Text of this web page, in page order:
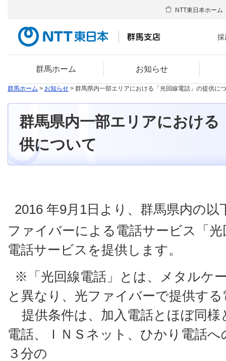
群馬ホーム お知らせ
NTT東日本ホーム
採
群馬ホーム > お知らせ > 群馬県内一部エリアにおける「光回線電話」の提供に
群馬県内一部エリアにおける
供について
2016 年9月1日より、群馬県内の
ファイバーによる電話サービス「光
電話サービスを提供します。
※「光回線電話」とは、メタルケ
と異なり、光ファイバーで提供す
提供条件は、加入電話とほぼ同様
電話、ＩＮＳネット、ひかり電話
３分の